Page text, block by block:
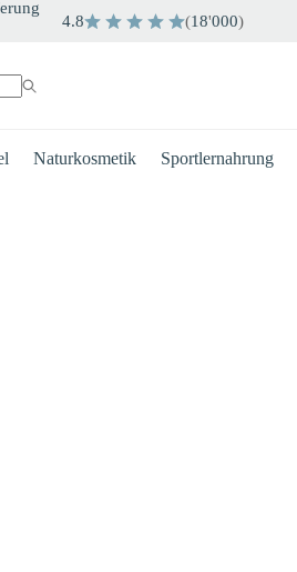
4.8 (18'000)
Naturkosmetik Sportlernahrung